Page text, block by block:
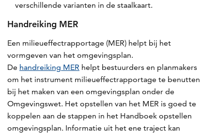
verschillende varianten in de staalkaart.
Handreiking MER
Een milieueffectrapportage (MER) helpt bij het
vormgeven van het omgevingsplan.
De handreiking MER helpt bestuurders en planmakers
om het instrument milieueffectrapportage te benutten
bij het maken van een omgevingsplan onder de
Omgevingswet. Het opstellen van het MER is goed te
koppelen aan de stappen in het Handboek opstellen
omgevingsplan. Informatie uit het ene traject kan